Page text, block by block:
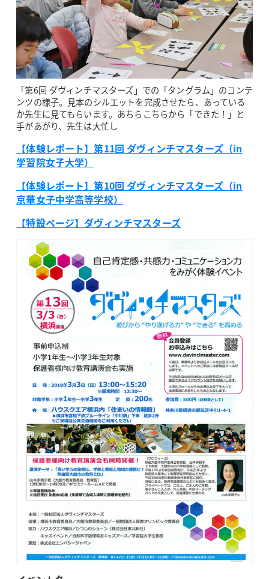
「第6回 ダヴィンチマスターズ」での「タングラム」のコンテ
ンツの様子。見本のシルエットを完成させたら、あっている
か先生に見てもらいます。あちらこちらから「できた！」と
手があがり、先生は大忙し
【体験レポート】第11回 ダヴィンチマスターズ（in
学習院女子大学）
【体験レポート】第10回 ダヴィンチマスターズ（in
京華女子中学高等学校）
【特設ページ】ダヴィンチマスターズ